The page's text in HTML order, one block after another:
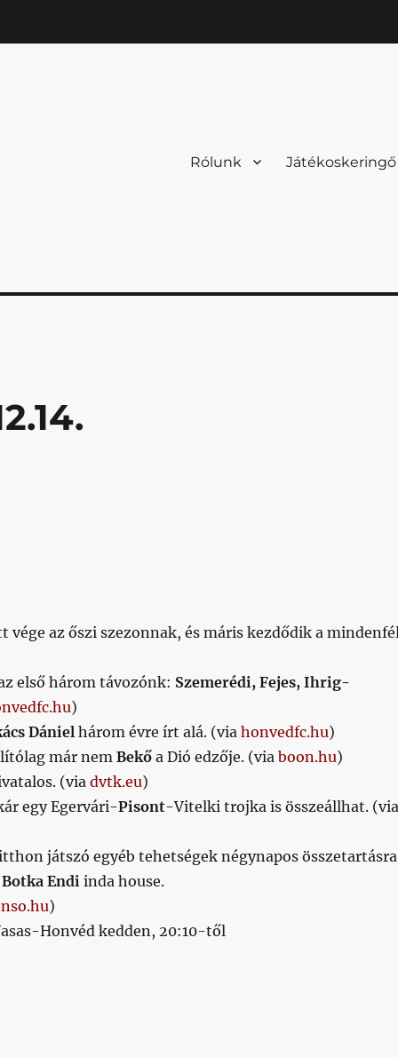
Rólunk Játékoskeringő
vége az őszi szezonnak, és máris kezdődik a
első három távozónk: Szemerédi, Fejes, Ihrig-
)
Dánielhárom évre írt alá. (via honvedfc.hu)
már nemBekőa Dió edzője. (via boon.hu)
(viadvtk.eu)
egy Egervári-Pisont-Vitelki trojka is összeállhat. (via
játszó egyéb tehetségek négynapos összetartásra
Botka Endiinda house.
nso.hu)
Honvéd kedden, 20:10-től